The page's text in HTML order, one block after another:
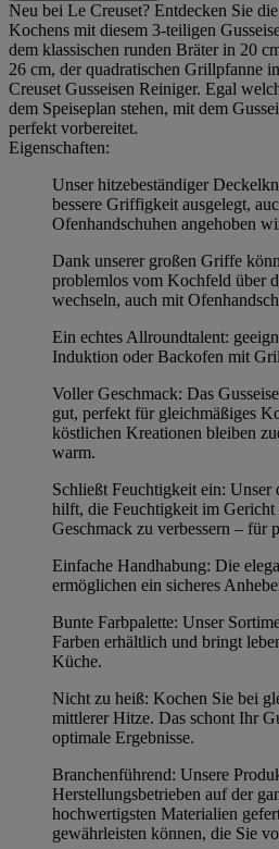
Neu bei Le Creuset? Entdecken Sie
Kochens mit diesem 3-teiligen
dem klassischen runden Bräter in 20
26 cm, der quadratischen Grillpfanne
Creuset Gusseisen Reiniger. Egal
dem Speiseplan stehen, mit dem
perfekt vorbereitet.
Eigenschaften:
Unser hitzebeständiger
bessere Griffigkeit ausgelegt,
Ofenhandschuhen angehoben
Dank unserer großen Griffe
problemlos vom Kochfeld über
wechseln, auch mit
Ein echtes Allroundtalent:
Induktion oder Backofen mit
Voller Geschmack: Das
gut, perfekt für gleichmäßiges
köstlichen Kreationen bleiben
warm.
Schließt Feuchtigkeit ein: Unser
hilft, die Feuchtigkeit im Gericht
Geschmack zu verbessern – für
Einfache Handhabung: Die
ermöglichen ein sicheres
Bunte Farbpalette: Unser
Farben erhältlich und bringt
Küche.
Nicht zu heiß: Kochen Sie bei
mittlerer Hitze. Das schont Ihr
optimale Ergebnisse.
Branchenführend: Unsere
Herstellungsbetrieben auf der
hochwertigsten Materialien
gewährleisten können, die Sie